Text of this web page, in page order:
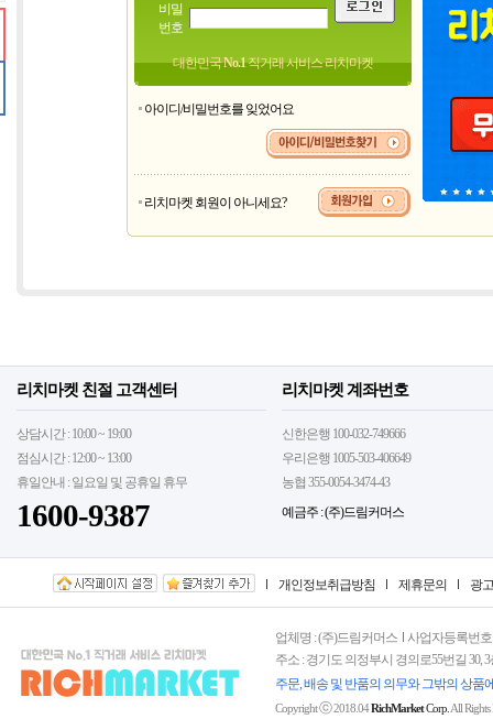
비밀
번호
대한민국No.1직거래 서비스 리치마켓
아이디/비밀번호를 잊었어요
리치마켓 회원이 아니세요?
리치마켓 친절 고객센터
상담시간 : 10:00 ~ 19:00
점심시간 : 12:00 ~ 13:00
휴일안내 : 일요일 및 공휴일 휴무
1600-9387
리치마켓 계좌번호
신한은행 100-032-749666
우리은행 1005-503-406649
농협 355-0054-3474-43
예금주 : (주)드림커머스
개인정보취급방침 제휴문의 광
업체명 : (주)드림커머스
사업자등록번호
주소 : 경기도 의정부시 경의로55번길 30,
주문, 배송 및 반품의 의무와 그밖의 상
Copyrightⓒ2018.04RichMarketCorp. All Rights